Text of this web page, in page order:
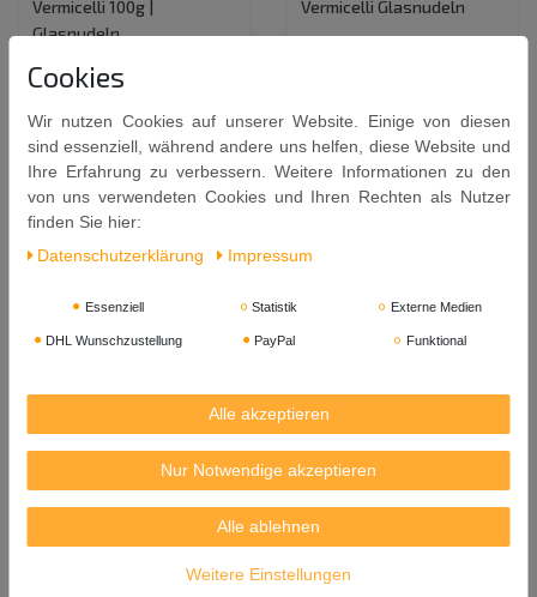
Vermicelli 100g |
Glasnudeln
0,95 €
Kilogramm
In den Warenkorb
Vermicelli Glasnudeln
In den Warenkorb
[ 10x 250g ] DIAMOND
BRAND Longkou Vermicelli
17,99 €
[ 250g ] DIAMOND BRAND
Longkou Vermicelli /
1,99 €
0.25
Cookies
Wir nutzen Cookies auf unserer Website. Einige von diesen
sind essenziell, während andere uns helfen, diese Website und
Ihre Erfahrung zu verbessern. Weitere Informationen zu den
von uns verwendeten Cookies und Ihren Rechten als Nutzer
finden Sie hier:
Daten­schutz­erklärung
Impressum
Essenziell Statistik Externe Medien
DHL Wunschzustellung PayPal Funktional
Alle akzeptieren
Nur Notwendige akzeptieren
Alle ablehnen
Weitere Einstellungen